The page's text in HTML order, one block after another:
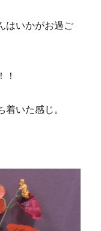
はいかがお過ご
！
いた感じ。